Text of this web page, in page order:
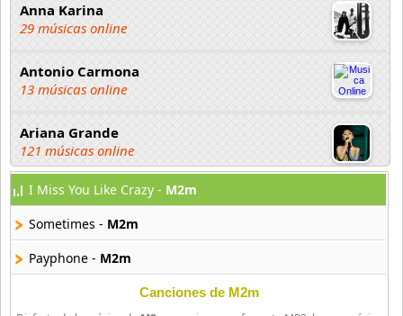
Anna Karina
29 músicas online
Antonio Carmona
13 músicas online
Ariana Grande
121 músicas online
Aselin Debison
25 músicas online
Asmir Young
36 músicas online
I Miss You Like Crazy - M2m
Sometimes - M2m
Payphone - M2m
Canciones de M2m